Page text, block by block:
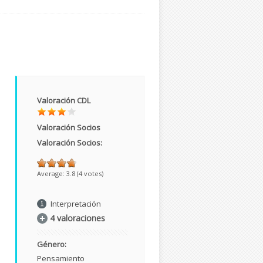
Valoración CDL
Valoración Socios
Valoración Socios:
Average: 3.8 (4 votes)
Interpretación
4 valoraciones
Género:
Pensamiento